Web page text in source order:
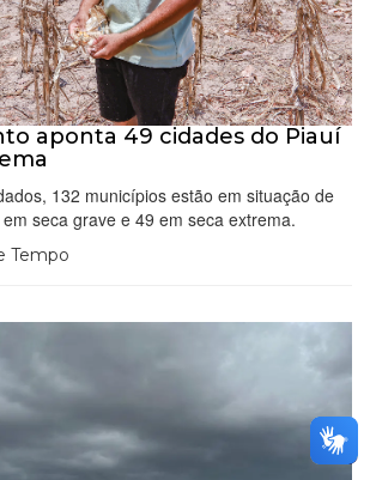
aponta 49 cidades do Piauí
132 municípios estão em situação de
seca grave e 49 em seca extrema.
Tempo